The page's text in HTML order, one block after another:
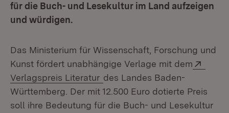
für die Buch- und Lesekultur im Land aufzeigen
und würdigen.
Das Ministerium für Wissenschaft, Forschung und
Kunst fördert unabhängige Verlage mit dem
Verlagspreis Literatur (Öffnet in neuem Fenster)
des Landes Baden-
Württemberg. Der mit 12.500 Euro dotierte Preis
soll ihre Bedeutung für die Buch- und Lesekultur